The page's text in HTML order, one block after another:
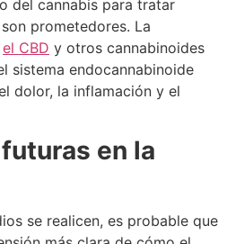
del cannabis para tratar
prometedores. La
el CBD y otros cannabinoides
sistema endocannabinoide
dolor, la inflamación y el
en la
se realicen, es probable que